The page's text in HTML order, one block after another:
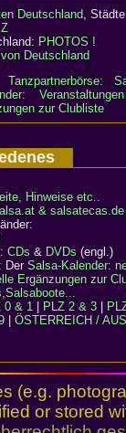
Deutschland,
PHOTOS !
Deutschland
Tanzpartnerbörse:
zur Clubliste
Hinweise etc..
& salsatecas.de
CDs & DVDs (engl.)
Der Salsa-Kalender:
Ergänzungen zur
0 & 1 PLZ 2 & 3
ÖSTERREICH /
(e.g.
or stored